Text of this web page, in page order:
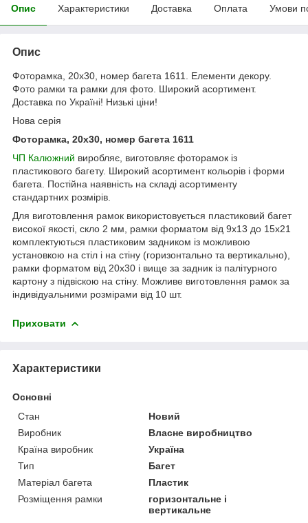
Опис Характеристики Доставка Оплата Умови
Опис
Фоторамка, 20х30, номер багета 1611. Елементи декору.
Фото рамки та рамки для фото. Широкий асортимент.
Доставка по Україні! Низькі ціни!
Нова серія
Фоторамка, 20х30, номер багета 1611
ЧП Калюжний виробляє, виготовляє фоторамок із
пластикового багету. Широкий асортимент кольорів і форми
багета. Постійна наявність на складі асортименту
стандартних розмірів.
Для виготовлення рамок використовується пластиковий багет
високої якості, скло 2 мм, рамки форматом від 9х13 до 15х21
комплектуються пластиковим задником із можливою
установкою на стіл і на стіну (горизонтально та вертикально),
рамки форматом від 20х30 і вище за задник із палітурного
картону з підвіскою на стіну. Можливе виготовлення рамок за
індивідуальними розмірами від 10 шт.
Приховати
Характеристики
Основні
Стан
Новий
Виробник
Власне виробництво
Країна виробник
Україна
Тип
Багет
Матеріал багета
Пластик
Розміщення рамки
горизонтальне і
вертикальне